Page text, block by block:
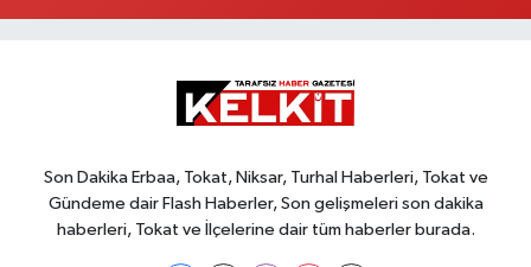
Son Dakika Erbaa, Tokat, Niksar, Turhal Haberleri, Tokat ve
Gündeme dair Flash Haberler, Son gelişmeleri son dakika
haberleri, Tokat ve İlçelerine dair tüm haberler burada.